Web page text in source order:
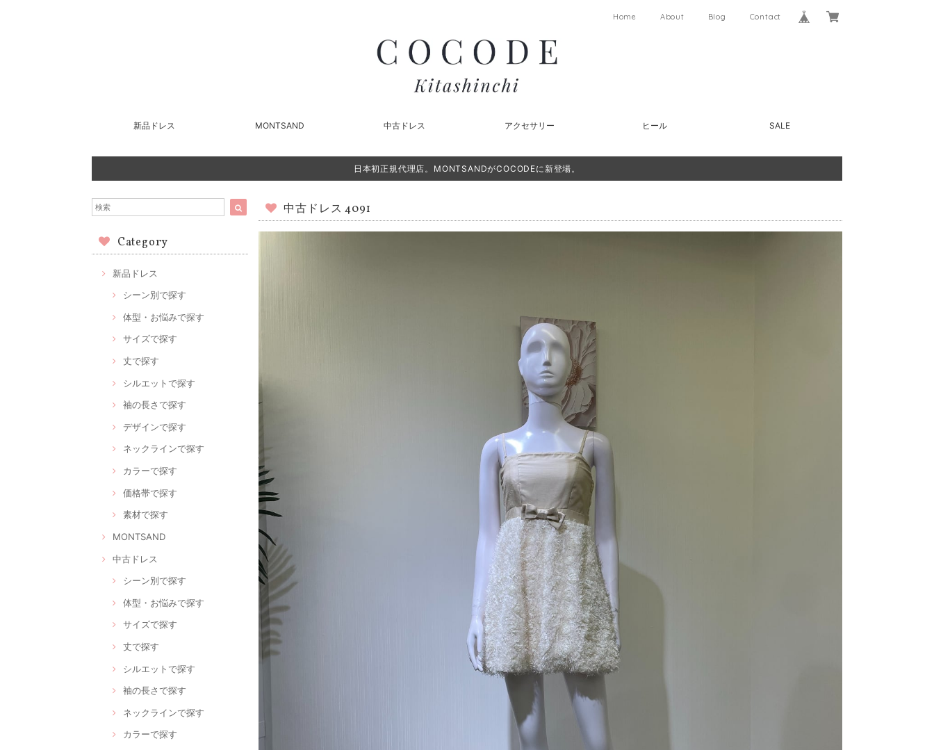
Home About Blog Contact
新品ドレス MONTSAND 中古ドレス アクセサリー ヒール SALE
日本初正規代理店。MONTSANDがCOCODEに新登場。
Category
新品ドレス
シーン別で探す
体型・お悩みで探す
サイズで探す
丈で探す
シルエットで探す
袖の長さで探す
デザインで探す
ネックラインで探す
カラーで探す
価格帯で探す
素材で探す
MONTSAND
中古ドレス
シーン別で探す
体型・お悩みで探す
サイズで探す
丈で探す
シルエットで探す
袖の長さで探す
ネックラインで探す
カラーで探す
中古ドレス 4091